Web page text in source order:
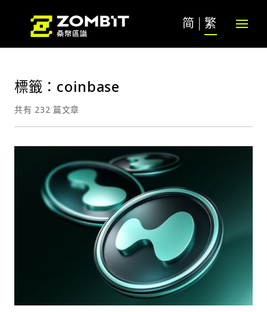
简 繁
標籤：coinbase
共有 232 篇文章